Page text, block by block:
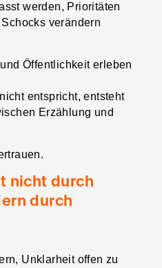
werden, Prioritäten
verändern
Öffentlichkeit erleben
entspricht, entsteht
Erzählung und
nicht durch
durch
Unklarheit offen zu